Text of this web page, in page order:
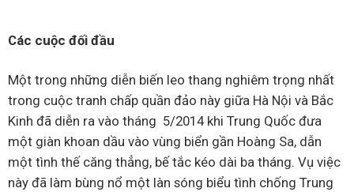
Các cuộc đối đầu
Một trong những diễn biến leo thang nghiêm trọng nhất
trong cuộc tranh chấp quần đảo này giữa Hà Nội và Bắc
Kinh đã diễn ra vào tháng 5/2014 khi Trung Quốc đưa
một giàn khoan dầu vào vùng biển gần Hoàng Sa, dẫn
một tình thế căng thẳng, bế tắc kéo dài ba tháng. Vụ việc
này đã làm bùng nổ một làn sóng biểu tình chống Trung